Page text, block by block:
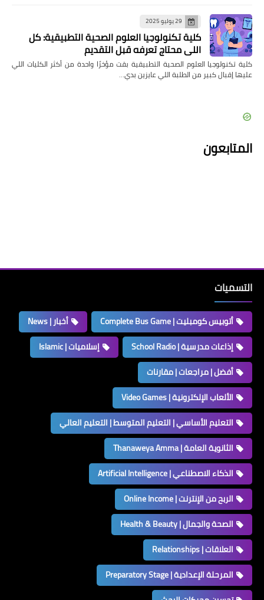
29 يوليو 2025
كلية تكنولوجيا العلوم الصحية التطبيقية: كل
اللي محتاج تعرفه قبل التقديم
كلية تكنولوجيا العلوم الصحية التطبيقية بقت مؤخرًا واحدة من أكثر الكليات اللي
عليها إقبال كبير من الطلبة اللي عايزين بدي…
المتابعون
التسميات
أتوبيس كومبليت | Complete Bus Game
أخبار | News
إذاعات مدرسية | School Radio
إسلاميات | Islamic
أفضل | مراجعات | مقارنات
الألعاب الإلكترونية | Video Games
التعليم الأساسي | التعليم المتوسط | التعليم العالي
الثانوية العامة | Thanaweya Amma
الذكاء الاصطناعي | Artificial Intelligence
الربح من الإنترنت | Online Income
الصحة والجمال | Health & Beauty
العلاقات | Relationships
المرحلة الإعدادية | Preparatory Stage